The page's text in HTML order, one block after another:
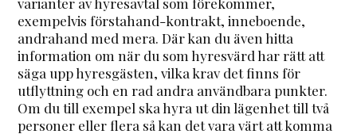
exempelvis förstahand-kontrakt, inneboende,
andrahand med mera. Där kan du även hitta
information om när du som hyresvärd har rätt att
säga upp hyresgästen, vilka krav det finns för
utflyttning och en rad andra användbara punkter.
Om du till exempel ska hyra ut din lägenhet till två
personer eller flera så kan det vara värt att komma